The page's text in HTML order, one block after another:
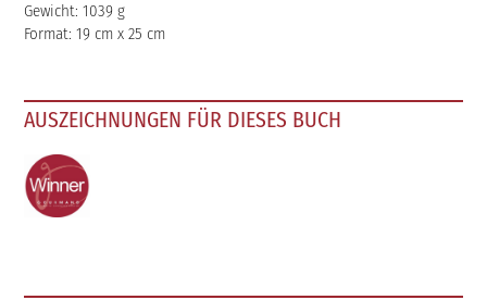
Gewicht: 1039 g
Format: 19 cm x 25 cm
AUSZEICHNUNGEN FÜR DIESES BUCH